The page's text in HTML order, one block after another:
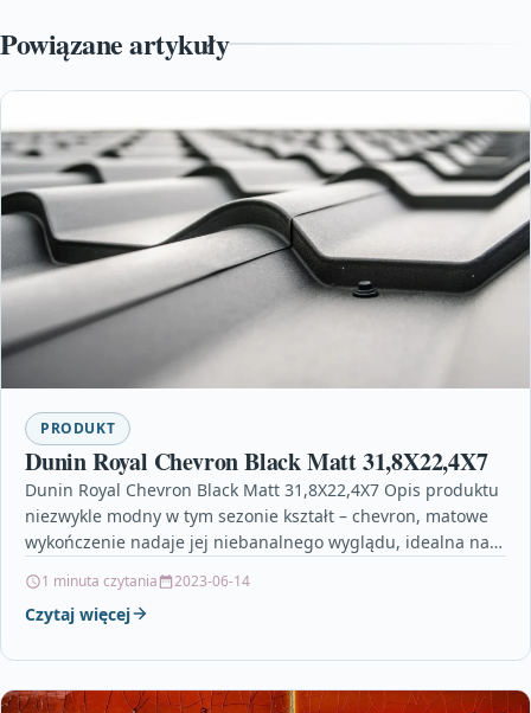
Powiązane artykuły
PRODUKT
Dunin Royal Chevron Black Matt 31,8X22,4X7
Dunin Royal Chevron Black Matt 31,8X22,4X7 Opis produktu
niezwykle modny w tym sezonie kształt – chevron, matowe
wykończenie nadaje jej niebanalnego wyglądu, idealna na…
1 minuta czytania 2023-06-14
Czytaj więcej